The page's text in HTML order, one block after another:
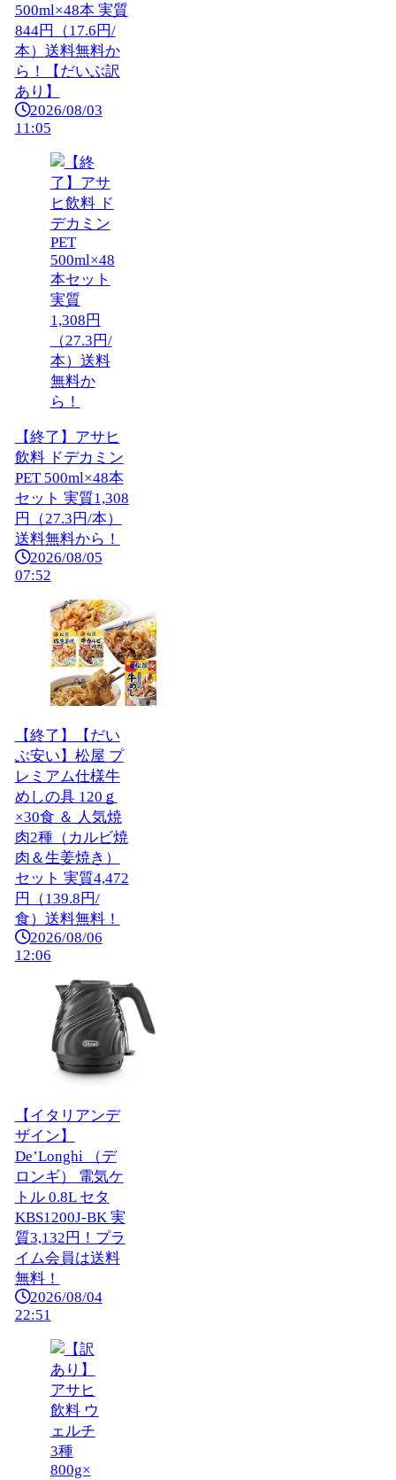
500ml×48本 実質
844円（17.6円/
本）送料無料か
ら！【だいぶ訳
あり】
2026/08/03
11:05
【終了】アサヒ
飲料 ドデカミン
PET 500ml×48本
セット 実質1,308
円（27.3円/本）
送料無料から！
2026/08/05
07:52
【終了】【だい
ぶ安い】松屋 プ
レミアム仕様牛
めしの具 120ｇ
×30食 ＆ 人気焼
肉2種（カルビ焼
肉＆生姜焼き）
セット 実質4,472
円（139.8円/
食）送料無料！
2026/08/06
12:06
【イタリアンデ
ザイン】
De’Longhi （デ
ロンギ） 電気ケ
トル 0.8L セタ
KBS1200J-BK 実
質3,132円！プラ
イム会員は送料
無料！
2026/08/04
22:51